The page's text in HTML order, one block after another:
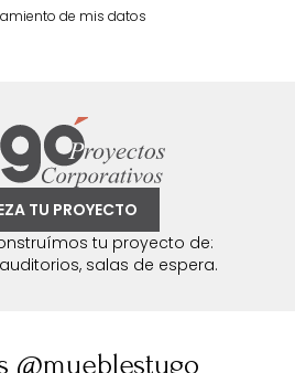
de mis datos
TU PROYECTO
tu proyecto de:
salas de espera.
@mueblestugo